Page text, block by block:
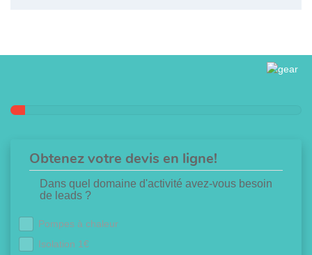
Obtenez votre devis en ligne!
Dans quel domaine d'activité avez-vous besoin
de leads ?
Pompes à chaleur
Isolation 1€